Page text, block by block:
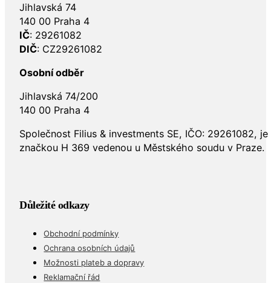
Jihlavská 74
140 00 Praha 4
IČ: 29261082
DIČ: CZ29261082
Osobní odběr
Jihlavská 74/200
140 00 Praha 4
Společnost Filius & investments SE, IČO: 29261082,
značkou H 369 vedenou u Městského soudu v Praze.
Důležité odkazy
Obchodní podmínky
Ochrana osobních údajů
Možnosti plateb a dopravy
Reklamační řád